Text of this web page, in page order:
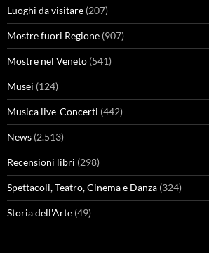
Luoghi da visitare (207)
Mostre fuori Regione (907)
Mostre nel Veneto (541)
Musei (124)
Musica live-Concerti (442)
News (2.513)
Recensioni libri (298)
Spettacoli, Teatro, Cinema e Danza (324)
Storia dell'Arte (49)